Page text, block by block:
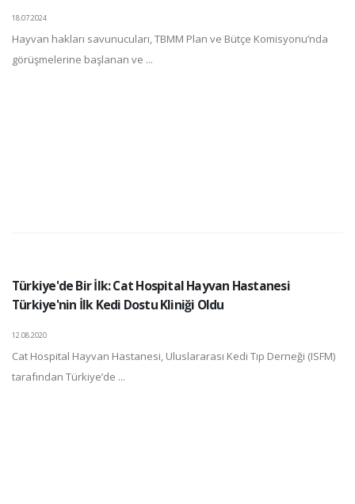
18.07.2024
Hayvan hakları savunucuları, TBMM Plan ve Bütçe Komisyonu’nda
görüşmelerine başlanan ve ...
Türkiye'de Bir İlk: Cat Hospital Hayvan Hastanesi
Türkiye'nin İlk Kedi Dostu Kliniği Oldu
12.08.2020
Cat Hospital Hayvan Hastanesi, Uluslararası Kedi Tıp Derneği (ISFM)
tarafından Türkiye’de ...